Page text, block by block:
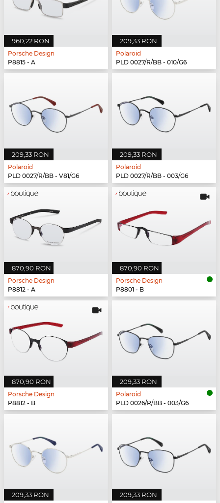
960,22 RON
Porsche Design
P8815 - A
209,33 RON
Polaroid
PLD 0027/R/BB - 010/G6
209,33 RON
Polaroid
PLD 0027/R/BB - V81/G6
209,33 RON
Polaroid
PLD 0027/R/BB - 003/G6
870,90 RON
Porsche Design
P8812 - A
870,90 RON
Porsche Design
P8801 - B
870,90 RON
Porsche Design
P8812 - B
209,33 RON
Polaroid
PLD 0026/R/BB - 003/G6
209,33 RON 209,33 RON